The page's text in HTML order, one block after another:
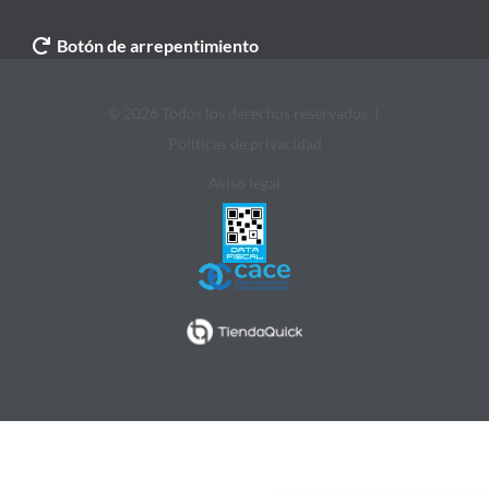
Botón de arrepentimiento